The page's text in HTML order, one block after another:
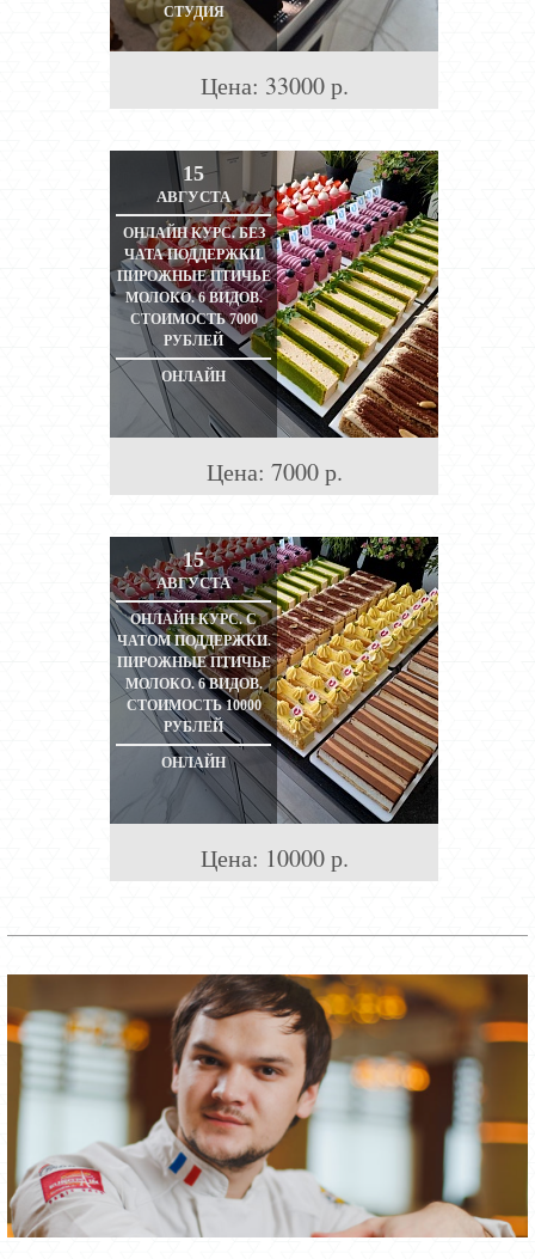
СТУДИЯ
Цена: 33000 р.
15
АВГУСТА
ОНЛАЙН КУРС. БЕЗ
ЧАТА ПОДДЕРЖКИ.
ПИРОЖНЫЕ ПТИЧЬЕ
МОЛОКО. 6 ВИДОВ.
СТОИМОСТЬ 7000
РУБЛЕЙ
ОНЛАЙН
Цена: 7000 р.
15
АВГУСТА
ОНЛАЙН КУРС. С
ЧАТОМ ПОДДЕРЖКИ.
ПИРОЖНЫЕ ПТИЧЬЕ
МОЛОКО. 6 ВИДОВ.
СТОИМОСТЬ 10000
РУБЛЕЙ
ОНЛАЙН
Цена: 10000 р.